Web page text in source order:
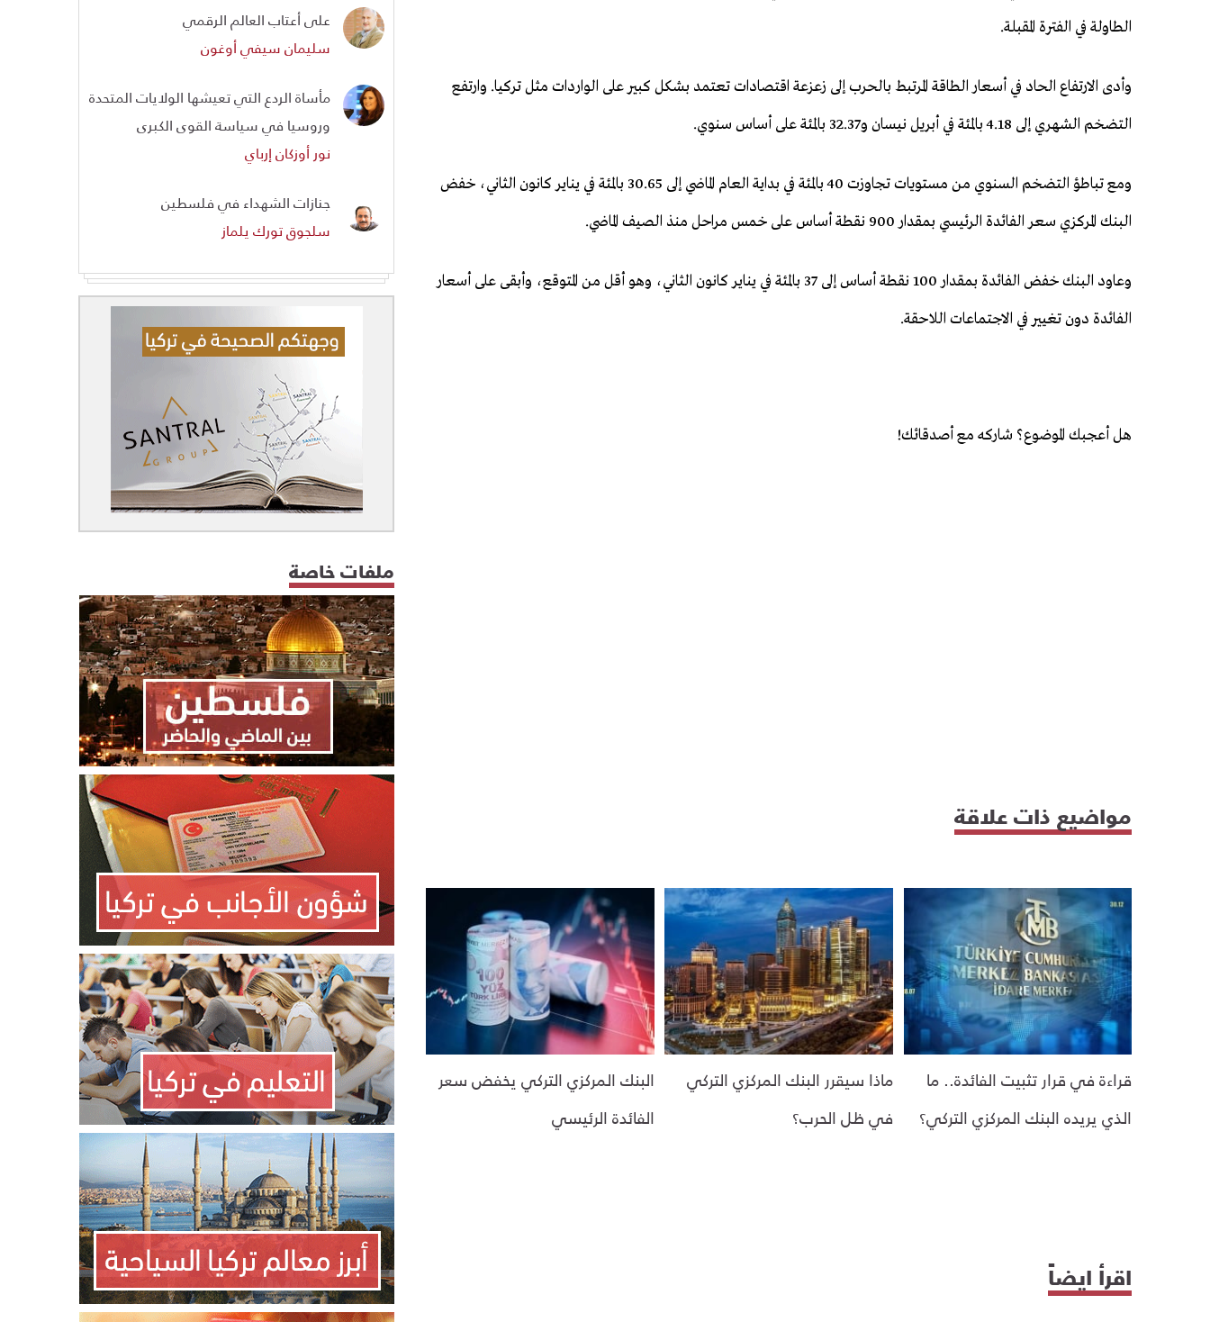
الطاولة في الفترة المقبلة.
وأدى الارتفاع الحاد في أسعار الطاقة المرتبط ​بالحرب إلى زعزعة اقتصادات تعتمد بشكل كبير على الواردات مثل تركيا. وارتفع ​
التضخم الشهري ⁠إلى 4.18 بالمئة في أبريل نيسان و32.37 بالمئة على أساس سنوي.
ومع تباطؤ التضخم السنوي من مستويات تجاوزت 40 بالمئة في بداية العام الماضي إلى 30.65 بالمئة في يناير كانون الثاني، خفض
البنك المركزي سعر ⁠الفائدة الرئيسي ​بمقدار 900 نقطة أساس على خمس مراحل منذ الصيف ​الماضي.
وعاود البنك خفض الفائدة بمقدار 100 نقطة أساس إلى 37 بالمئة في يناير كانون الثاني، وهو أقل من المتوقع، وأبقى ​على أسعار
الفائدة دون تغيير في الاجتماعات اللاحقة.
هل أعجبك الموضوع؟ شاركه مع أصدقائك!
مواضيع ذات علاقة
قراءة في قرار تثبيت الفائدة.. ما
الذي يريده البنك المركزي التركي؟
ماذا سيقرر البنك المركزي التركي
في ظل الحرب؟
البنك المركزي التركي يخفض سعر
الفائدة الرئيسي
اقرأ ايضاً
على أعتاب العالم الرقمي
سليمان سيفي أوغون
مأساة الردع التي تعيشها الولايات المتحدة
وروسيا في سياسة القوى الكبرى
نور أوزكان إرباي
جنازات الشهداء في فلسطين
سلجوق تورك يلماز
ملفات خاصة